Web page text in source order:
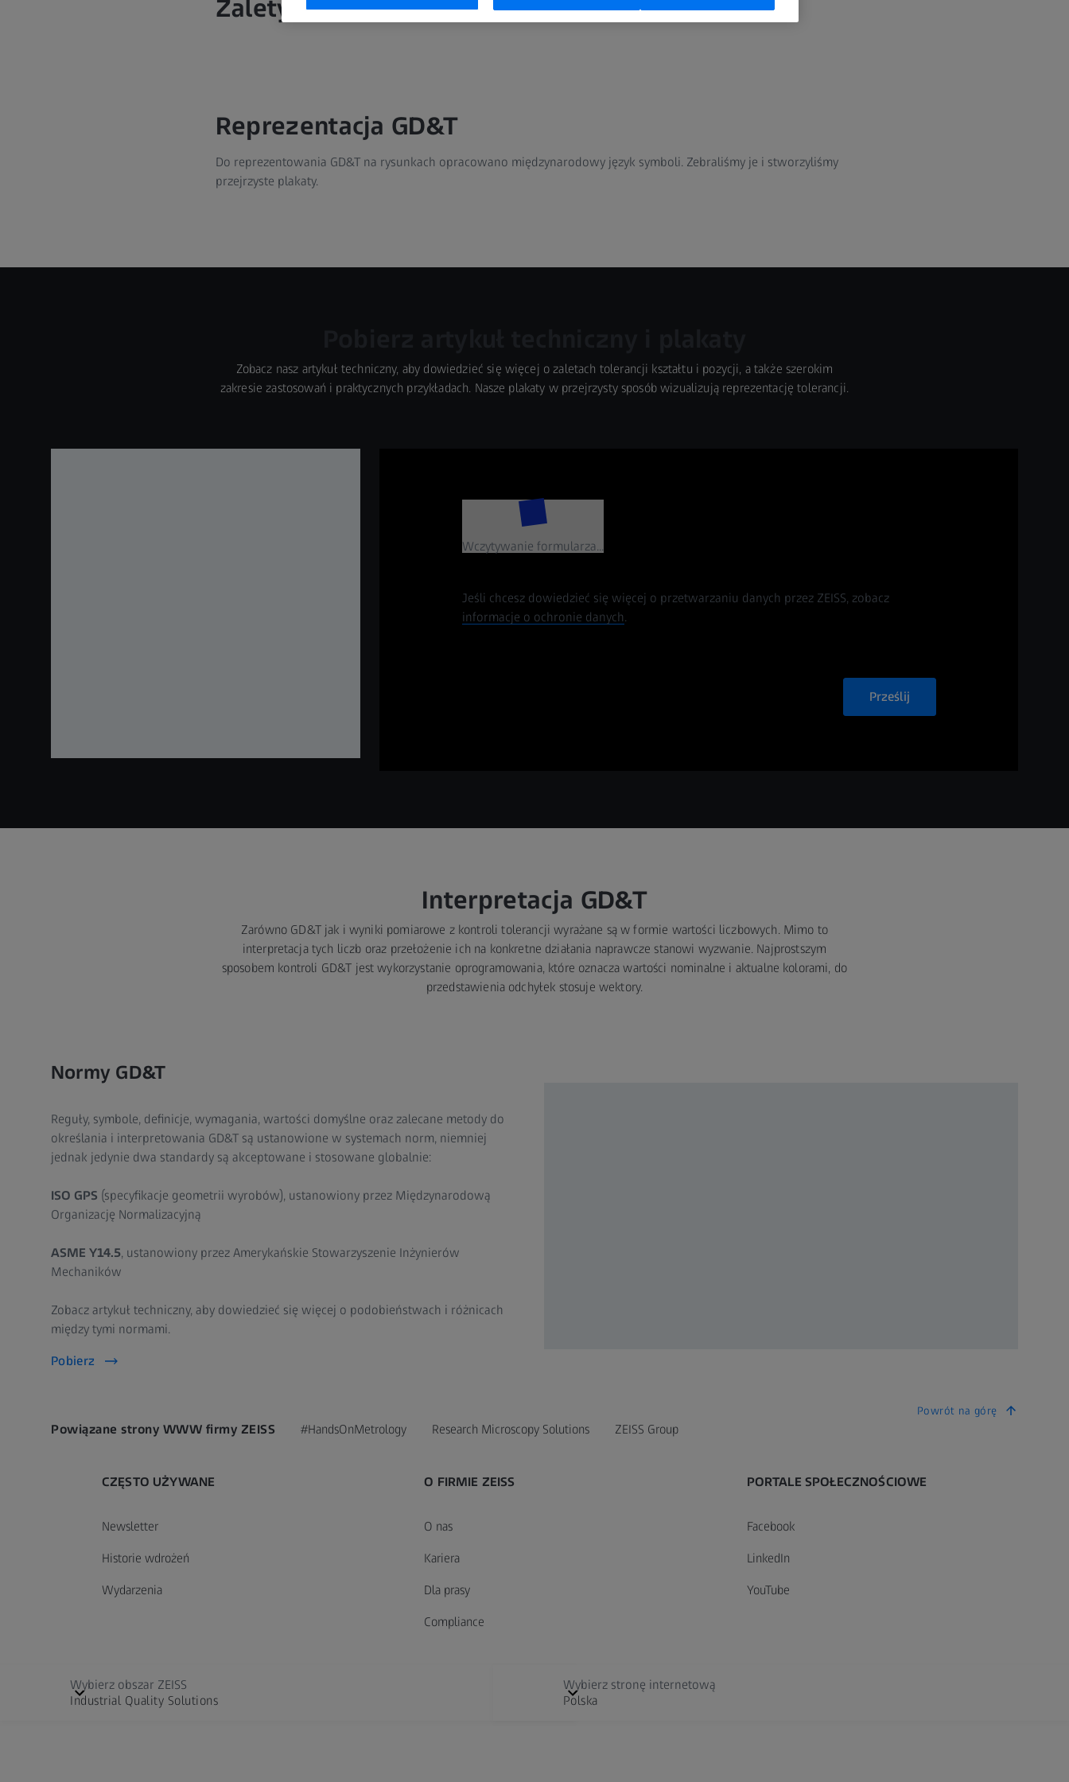
Zalety GD&T
Reprezentacja GD&T
Do reprezentowania GD&T na rysunkach opracowano międzynarodowy język symboli. Zebraliśmy je i stworzyliśmy
przejrzyste plakaty.
Zobacz nasz artykuł techniczny, aby dowiedzieć się więcej o zaletach tolerancji kształtu i pozycji, a także szerokim
zakresie zastosowań i praktycznych przykładach. Nasze plakaty w przejrzysty sposób wizualizują reprezentację tolerancji.
Wczytywanie formularza...
Jeśli chcesz dowiedzieć się więcej o przetwarzaniu danych przez ZEISS, zobacz
informacje o ochronie danych.
Prześlij
Interpretacja GD&T
Zarówno GD&T jak i wyniki pomiarowe z kontroli tolerancji wyrażane są w formie wartości liczbowych. Mimo to
interpretacja tych liczb oraz przełożenie ich na konkretne działania naprawcze stanowi wyzwanie. Najprostszym
sposobem kontroli GD&T jest wykorzystanie oprogramowania, które oznacza wartości nominalne i aktualne kolorami, do
przedstawienia odchyłek stosuje wektory.
Normy GD&T
Reguły, symbole, definicje, wymagania, wartości domyślne oraz zalecane metody do
określania i interpretowania GD&T są ustanowione w systemach norm, niemniej
jednak jedynie dwa standardy są akceptowane i stosowane globalnie:
ISO GPS (specyfikacje geometrii wyrobów), ustanowiony przez Międzynarodową
Organizację Normalizacyjną
ASME Y14.5, ustanowiony przez Amerykańskie Stowarzyszenie Inżynierów
Mechaników
Zobacz artykuł techniczny, aby dowiedzieć się więcej o podobieństwach i różnicach
między tymi normami.
Pobierz
Powrót na górę
Powiązane strony WWW firmy ZEISS #HandsOnMetrology Research Microscopy Solutions ZEISS Group
CZĘSTO UŻYWANE
Newsletter
Historie wdrożeń
Wydarzenia
O FIRMIE ZEISS
O nas
Kariera
Dla prasy
Compliance
PORTALE SPOŁECZNOŚCIOWE
Facebook
LinkedIn
YouTube
Wybierz obszar ZEISS
Industrial Quality Solutions
Wybierz stronę internetową
Polska